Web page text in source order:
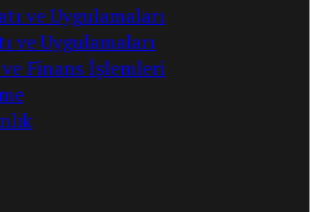
ve Uygulamaları
ve Uygulamaları
Finans İşlemleri